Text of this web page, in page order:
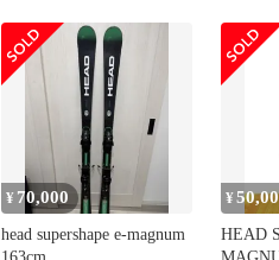
¥ 70,000
head supershape e-magnum
¥
HEAD